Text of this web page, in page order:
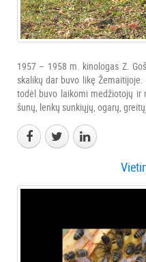
1957 – 1958 m. kinologas Z.
skalikų dar buvo likę
todėl buvo laikomi medžiotojų ir
šunų, lenkų sunkiųjų, ogarų,